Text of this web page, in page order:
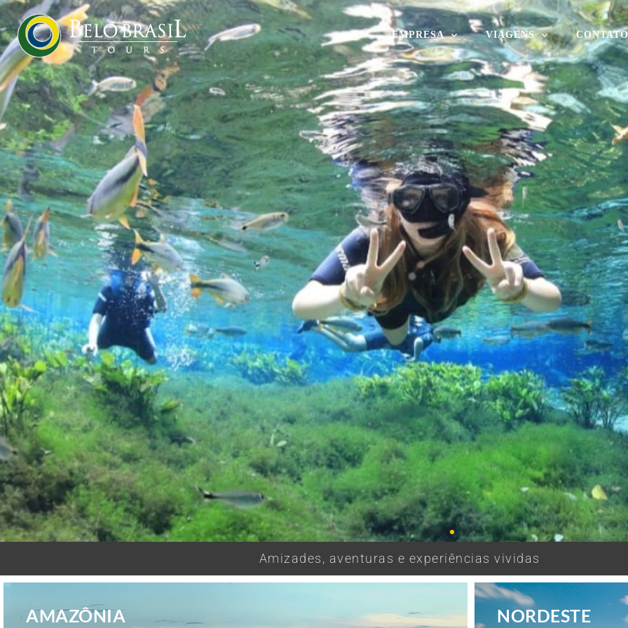
EMPRESA VIAGENS CONTATO
Amizades, aventuras e experiências vividas
AMAZÔNIA NORDESTE